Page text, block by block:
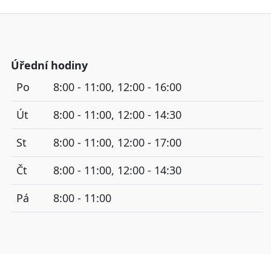
Úřední hodiny
Po
8:00 - 11:00, 12:00 - 16:00
Út
8:00 - 11:00, 12:00 - 14:30
St
8:00 - 11:00, 12:00 - 17:00
Čt
8:00 - 11:00, 12:00 - 14:30
Pá
8:00 - 11:00